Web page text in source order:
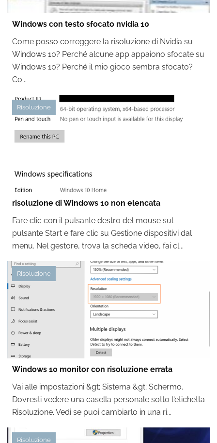
Windows con testo sfocato nvidia 10
Come posso correggere la risoluzione di Nvidia su
Windows 10? Perché alcune app appaiono sfocate su
Windows 10? Perché il mio gioco sembra sfocato?
Co...
Risoluzione
risoluzione di Windows 10 non elencata
Fare clic con il pulsante destro del mouse sul
pulsante Start e fare clic su Gestione dispositivi dal
menu. Nel gestore, trova la scheda video, fai cl...
Risoluzione
Windows 10 monitor con risoluzione errata
Vai alle impostazioni &gt; Sistema &gt; Schermo.
Dovresti vedere una casella personale sotto l'etichetta
Risoluzione. Vedi se puoi cambiarlo in una ri...
Risoluzione